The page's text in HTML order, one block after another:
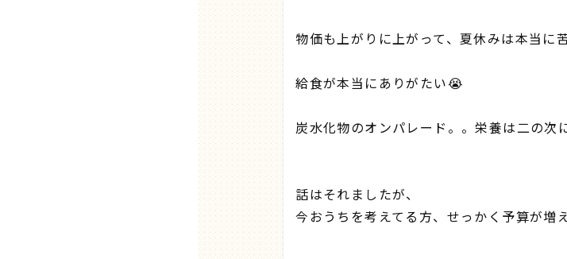
物価も上がりに上がって、夏休みは本当に
給食が本当にありがたい😭
炭水化物のオンパレード。。栄養は二の次
話はそれましたが、
今おうちを考えてる方、せっかく予算が増